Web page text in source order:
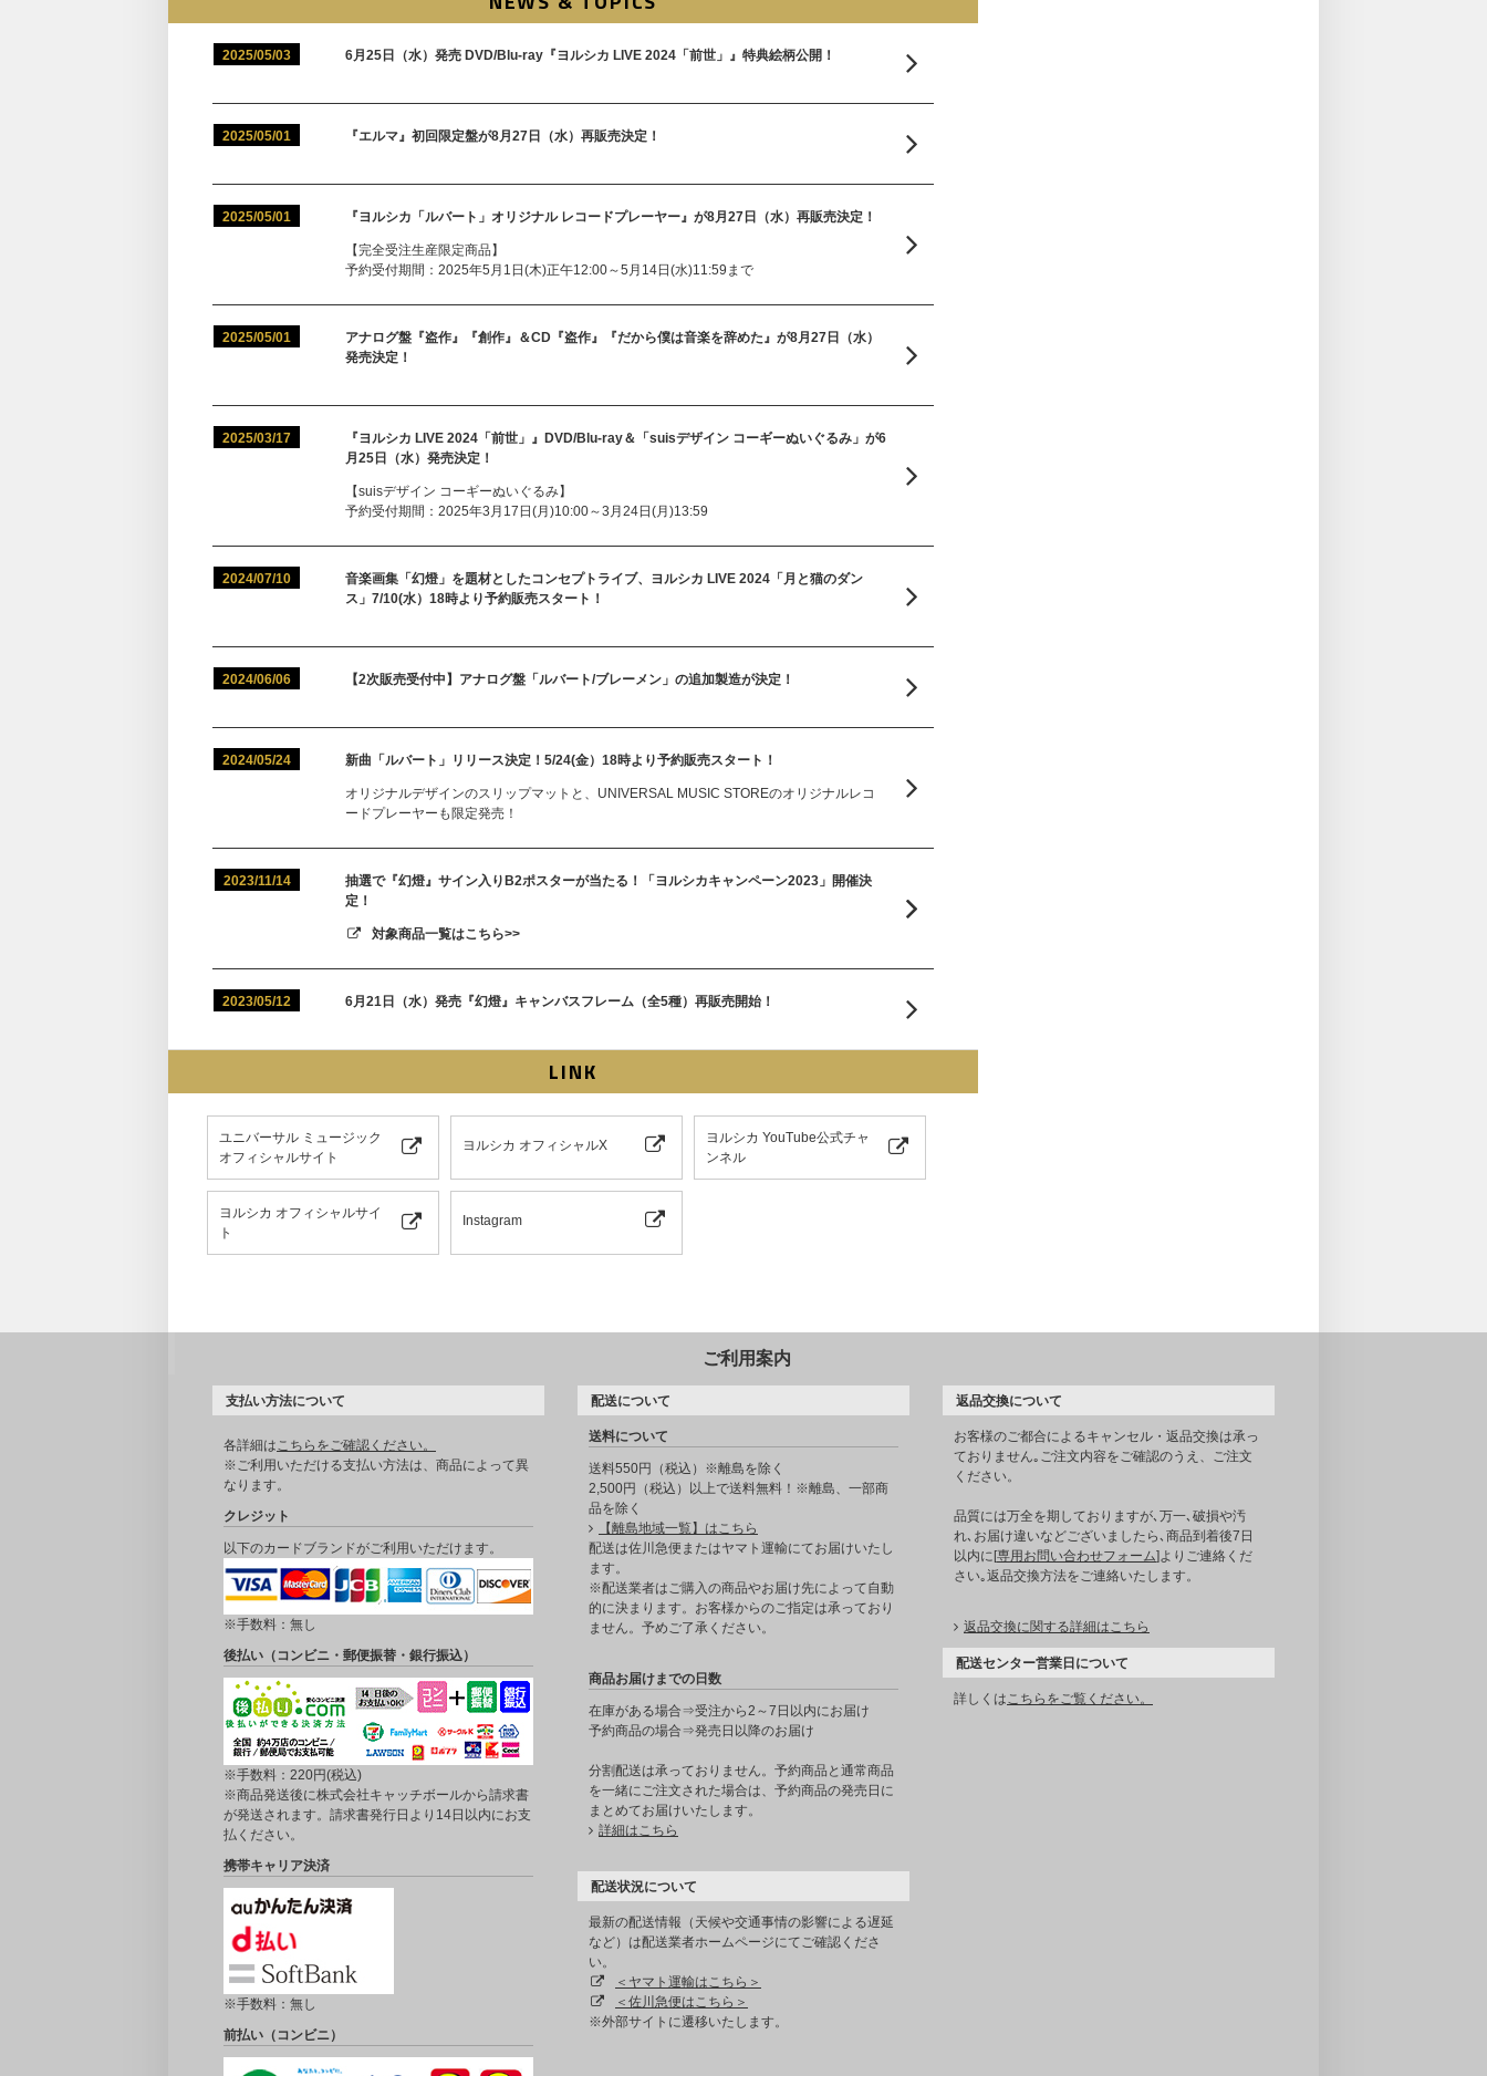
2025/05/03 6月25日（水）発売 DVD/Blu-ray『ヨルシカ LIVE 2024「前世」』特典絵柄公開！
2025/05/01 『エルマ』初回限定盤が8月27日（水）再販売決定！
2025/05/01 『ヨルシカ「ルバート」オリジナル レコードプレーヤー』が8月27日（水）再販売決定！
【完全受注生産限定商品】
予約受付期間：2025年5月1日(木)正午12:00～5月14日(水)11:59まで
2025/05/01
アナログ盤『盗作』『創作』＆CD『盗作』『だから僕は音楽を辞めた』が8月27日（水）
発売決定！
2025/03/17
『ヨルシカ LIVE 2024「前世」』DVD/Blu-ray＆「suisデザイン コーギーぬいぐるみ」が6
月25日（水）発売決定！
【suisデザイン コーギーぬいぐるみ】
予約受付期間：2025年3月17日(月)10:00～3月24日(月)13:59
2024/07/10
音楽画集「幻燈」を題材としたコンセプトライブ、ヨルシカ LIVE 2024「月と猫のダン
ス」7/10(水）18時より予約販売スタート！
2024/06/06 【2次販売受付中】アナログ盤「ルバート/ブレーメン」の追加製造が決定！
2024/05/24 新曲「ルバート」リリース決定！5/24(金）18時より予約販売スタート！
オリジナルデザインのスリップマットと、UNIVERSAL MUSIC STOREのオリジナルレコ
ードプレーヤーも限定発売！
2023/11/14
抽選で『幻燈』サイン入りB2ポスターが当たる！「ヨルシカキャンペーン2023」開催決
定！
対象商品一覧はこちら>>
2023/05/12 6月21日（水）発売『幻燈』キャンバスフレーム（全5種）再販売開始！
LINK
ユニバーサル ミュージック
オフィシャルサイト
ヨルシカ オフィシャルX
ヨルシカ YouTube公式チャ
ンネル
ヨルシカ オフィシャルサイ
ト
Instagram
ご利用案内
支払い方法について
各詳細はこちらをご確認ください。
※ご利用いただける支払い方法は、商品によって異
なります。
クレジット
以下のカードブランドがご利用いただけます。
※手数料：無し
後払い（コンビニ・郵便振替・銀行振込）
※手数料：220円(税込)
※商品発送後に株式会社キャッチボールから請求書
が発送されます。請求書発行日より14日以内にお支
払ください。
携帯キャリア決済
※手数料：無し
前払い（コンビニ）
配送について
送料について
送料550円（税込）※離島を除く
2,500円（税込）以上で送料無料！※離島、一部商
品を除く
【離島地域一覧】はこちら
配送は佐川急便またはヤマト運輸にてお届けいたし
ます。
※配送業者はご購入の商品やお届け先によって自動
的に決まります。お客様からのご指定は承っており
ません。予めご了承ください。
商品お届けまでの日数
在庫がある場合⇒受注から2～7日以内にお届け
予約商品の場合⇒発売日以降のお届け
分割配送は承っておりません。予約商品と通常商品
を一緒にご注文された場合は、予約商品の発売日に
まとめてお届けいたします。
詳細はこちら
配送状況について
最新の配送情報（天候や交通事情の影響による遅延
など）は配送業者ホームページにてご確認くださ
い。
＜ヤマト運輸はこちら＞
＜佐川急便はこちら＞
※外部サイトに遷移いたします。
返品交換について
お客様のご都合によるキャンセル・返品交換は承っ
ておりません｡ご注文内容をご確認のうえ、ご注文
ください。
品質には万全を期しておりますが､万一､破損や汚
れ､お届け違いなどございましたら､商品到着後7日
以内に[専用お問い合わせフォーム]よりご連絡くだ
さい｡返品交換方法をご連絡いたします。
返品交換に関する詳細はこちら
配送センター営業日について
詳しくはこちらをご覧ください。